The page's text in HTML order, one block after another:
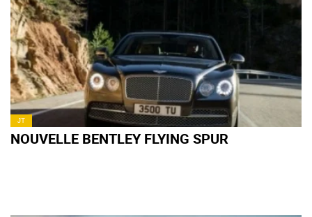
JT
NOUVELLE BENTLEY FLYING SPUR